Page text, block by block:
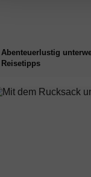
Abenteuerlustig
Reisetipps